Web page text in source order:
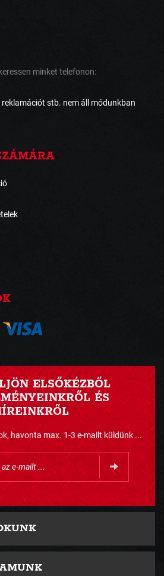
minket telefonon:
stb. nem áll módunkban
ELSŐKÉZBŐL
ÉS
havonta max. 1-3 e-mailt küldünk ...